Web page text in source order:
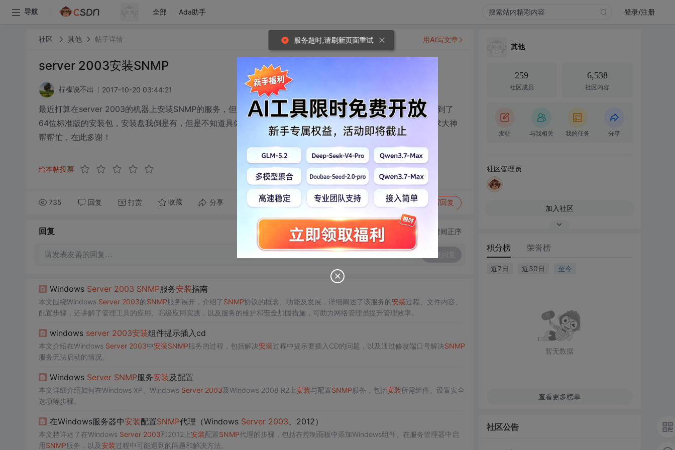
导航 全部 Ada助手 登录/注册
社区 其他 帖子详情
server 2003安装SNMP
柠檬说不出 2017-10-20 03:44:21
最近打算在server 2003的机器上安装SNMP的服务，但是提示需要插入安装光盘，后来到各个网站去找，暂时找到了
64位标准版的安装包，安装盘我倒是有，但是不知道具体的文件应该在哪？又不想直接拷贝几百M的安装文件？求大神
帮帮忙，在此多谢！
给本帖投票
735 回复 打赏 收藏 分享 转发到动态 举报 写回复
用AI写文章
回复 切换为时间正序
请发表友善的回复…
Windows Server 2003 SNMP服务安装指南
本文围绕Windows Server 2003的SNMP服务展开，介绍了SNMP协议的概念、功能及发展，详细阐述了该服务的安装过程、文件内容、
配置步骤，还讲解了管理工具的应用、高级应用实践，以及服务的维护和安全加固措施，可助力网络管理员提升管理效率。
windows server 2003安装组件提示插入cd
本文介绍在Windows Server 2003中安装SNMP服务的过程，包括解决安装过程中提示要插入CD的问题，以及通过修改端口号解决SNMP
服务无法启动的情况。
Windows Server SNMP服务安装及配置
本文详细介绍如何在Windows XP、Windows Server 2003及Windows 2008 R2上安装与配置SNMP服务，包括安装所需组件、设置安全
选项等步骤。
在Windows服务器中安装配置SNMP代理（Windows Server 2003、2012）
本文档详述了在Windows Server 2003和2012上安装配置SNMP代理的步骤，包括在控制面板中添加Windows组件、在服务管理器中启
用SNMP服务，以及安装过程中可能遇到的问题和解决方法。
其他
259
社区成员
6,538
社区内容
发帖 与我相关 我的任务 分享
社区管理员
加入社区
积分榜 荣誉榜
近7日 近30日 至今
暂无数据
查看更多榜单
社区公告
服务超时,请刷新页面重试